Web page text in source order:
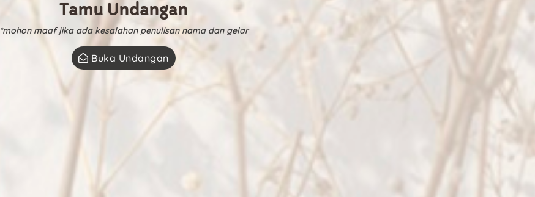
Tamu Undangan
*mohon maaf jika ada kesalahan penulisan nama dan gelar
Buka Undangan